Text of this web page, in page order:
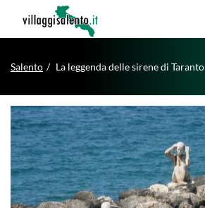
Salento La leggenda delle sirene di Taranto